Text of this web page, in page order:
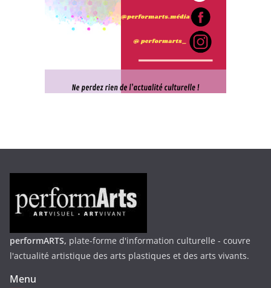
performARTS, plate-forme d'information culturelle - couvre
l'actualité artistique des arts plastiques et des arts vivants.
Menu